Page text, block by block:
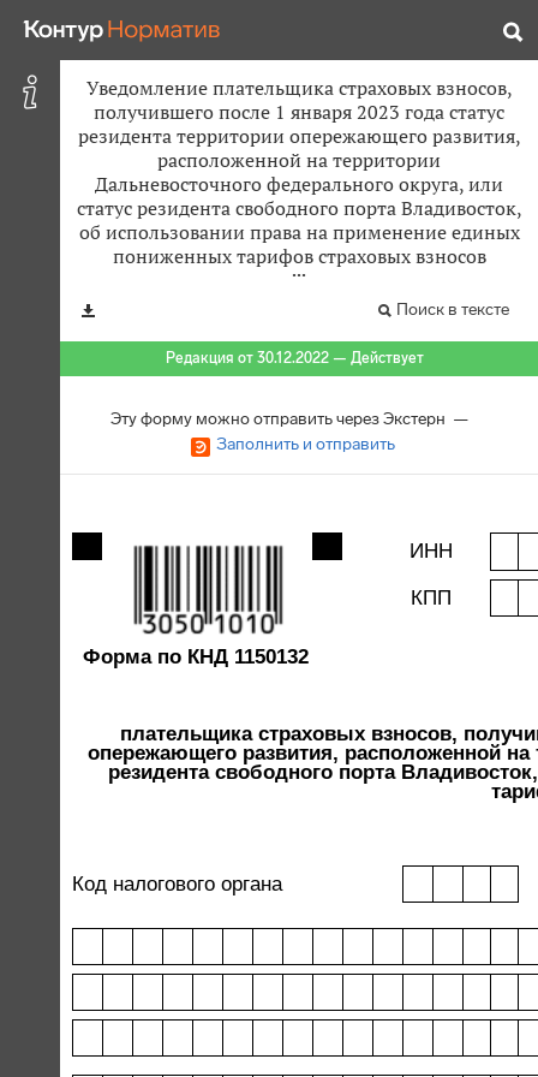
Уведомление плательщика страховых взносов,
получившего после 1 января 2023 года статус
резидента территории опережающего развития,
расположенной на территории
Дальневосточного федерального округа, или
статус резидента свободного порта Владивосток,
об использовании права на применение единых
пониженных тарифов страховых взносов
Поиск в тексте
Редакция от 30.12.2022 — Действует
Эту форму можно отправить через Экстерн —
Заполнить и отправить
ИНН
КПП
Форма по КНД 1150132
плательщика страховых взносов,
опережающего развития, расположенной на
резидента свободного порта
Код налогового органа